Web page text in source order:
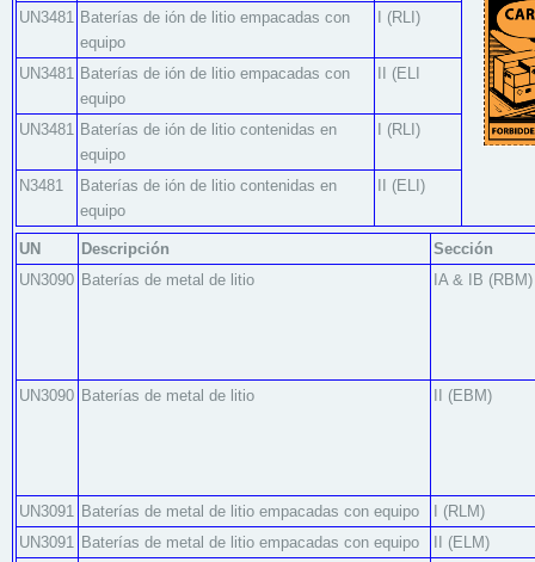
UN3481
Baterías de ión de litio empacadas con
equipo
I (RLI)
UN3481
Baterías de ión de litio empacadas con
equipo
II (ELI
UN3481
Baterías de ión de litio contenidas en
equipo
I (RLI)
N3481
Baterías de ión de litio contenidas en
equipo
II (ELI)
UN Descripción
Sección
UN3090 Baterías de metal de litio IA & IB (RBM)
UN3090 Baterías de metal de litio II (EBM)
UN3091 Baterías de metal de litio empacadas con equipo
I (RLM)
UN3091
Baterías de metal de litio empacadas con equipo
II (ELM)